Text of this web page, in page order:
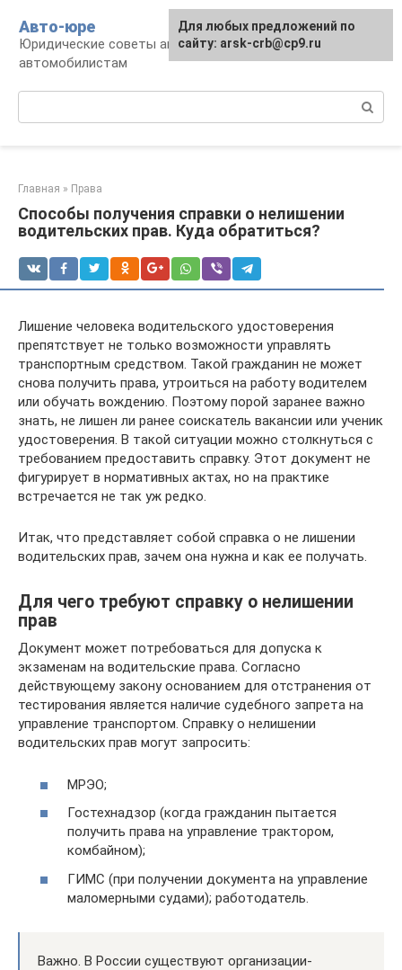
контенту
Авто-юре
Юридические советы автовладельцам и
автомобилистам
Главная » Права
Способы получения справки о нелишении
водительских прав. Куда обратиться?
Лишение человека водительского удостоверения
препятствует не только возможности управлять
транспортным средством. Такой гражданин не может
снова получить права, утроиться на работу водителем
или обучать вождению. Поэтому порой заранее важно
знать, не лишен ли ранее соискатель вакансии или ученик
удостоверения. В такой ситуации можно столкнуться с
требованием предоставить справку. Этот документ не
фигурирует в нормативных актах, но на практике
встречается не так уж редко.
Итак, что представляет собой справка о не лишении
водительских прав, зачем она нужна и как ее получать.
Для чего требуют справку о нелишении
прав
Документ может потребоваться для допуска к
экзаменам на водительские права. Согласно
действующему закону основанием для отстранения от
тестирования является наличие судебного запрета на
управление транспортом. Справку о нелишении
водительских прав могут запросить:
МРЭО;
Гостехнадзор (когда гражданин пытается
получить права на управление трактором,
комбайном);
ГИМС (при получении документа на управление
маломерными судами); работодатель.
Важно. В России существуют организации-
Для любых предложений по
сайту: arsk-crb@cp9.ru